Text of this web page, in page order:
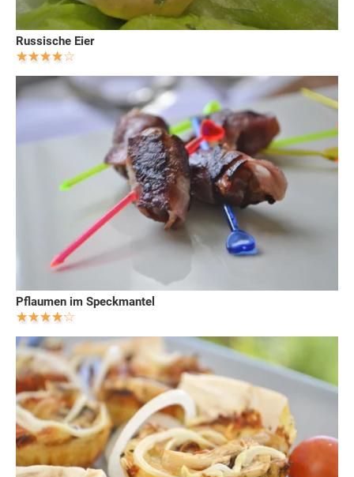
Russische Eier
Pflaumen im Speckmantel